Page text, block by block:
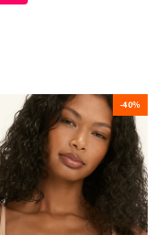
-40%